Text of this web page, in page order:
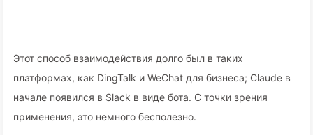
Этот способ взаимодействия долго был в таких
платформах, как DingTalk и WeChat для бизнеса; Claude в
начале появился в Slack в виде бота. С точки зрения
применения, это немного бесполезно.